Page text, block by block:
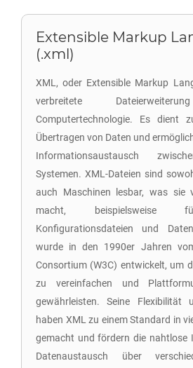
Extensible Markup
(.xml)
XML, oder Extensible Markup
verbreitete
Computertechnologie. Es dient
Übertragen von Daten und
Informationsaustausch
Systemen. XML-Dateien sind
auch Maschinen lesbar, was sie
macht, beispielsweise
Konfigurationsdateien und
wurde in den 1990er Jahren
Consortium (W3C) entwickelt, um
zu vereinfachen und
gewährleisten. Seine Flexibilität
haben XML zu einem Standard in
gemacht und fördern die nahtlose
Datenaustausch über